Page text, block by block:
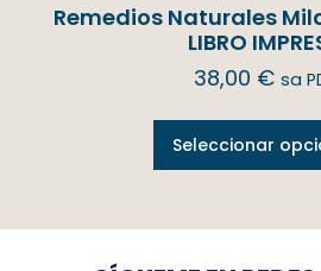
Remedios Naturales
LIBRO
38,00 € sa
Seleccionar